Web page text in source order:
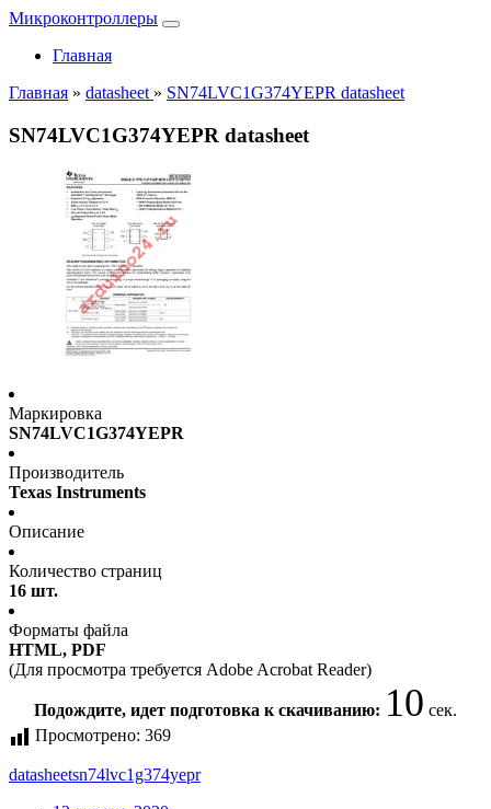
Микроконтроллеры
Главная
Главная » datasheet » SN74LVC1G374YEPR datasheet
SN74LVC1G374YEPR datasheet
Маркировка
SN74LVC1G374YEPR
Производитель
Texas Instruments
Описание
Количество страниц
16 шт.
Форматы файла
HTML, PDF
(Для просмотра требуется Adobe Acrobat Reader)
Подождите, идет подготовка к скачиванию: 10 сек.
Просмотрено: 369
datasheetsn74lvc1g374yepr